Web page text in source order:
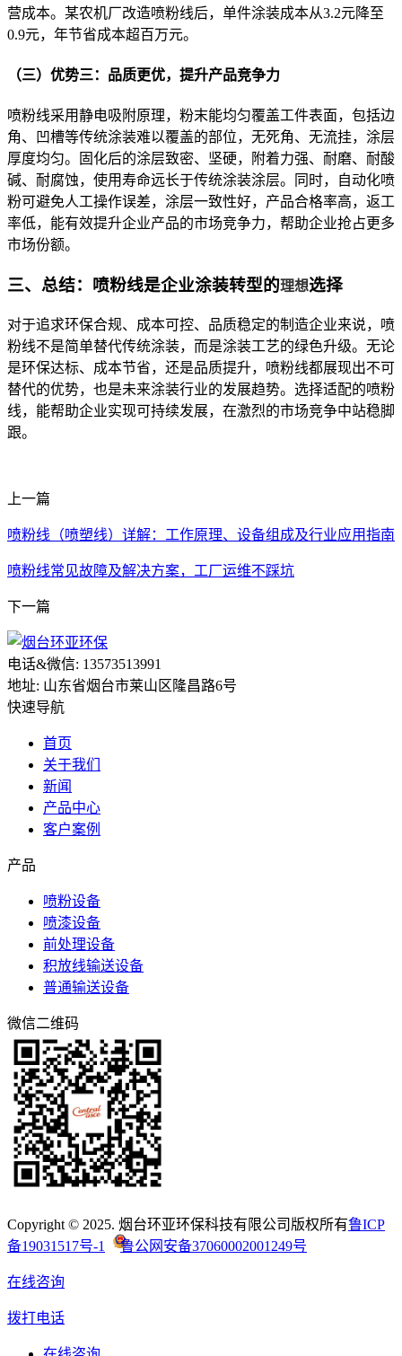
营成本。某农机厂改造喷粉线后，单件涂装成本从3.2元降至
0.9元，年节省成本超百万元。
（三）优势三：品质更优，提升产品竞争力
喷粉线采用静电吸附原理，粉末能均匀覆盖工件表面，包括边
角、凹槽等传统涂装难以覆盖的部位，无死角、无流挂，涂层
厚度均匀。固化后的涂层致密、坚硬，附着力强、耐磨、耐酸
碱、耐腐蚀，使用寿命远长于传统涂装涂层。同时，自动化喷
粉可避免人工操作误差，涂层一致性好，产品合格率高，返工
率低，能有效提升企业产品的市场竞争力，帮助企业抢占更多
市场份额。
三、总结：喷粉线是企业涂装转型的理想选择
对于追求环保合规、成本可控、品质稳定的制造企业来说，喷
粉线不是简单替代传统涂装，而是涂装工艺的绿色升级。无论
是环保达标、成本节省，还是品质提升，喷粉线都展现出不可
替代的优势，也是未来涂装行业的发展趋势。选择适配的喷粉
线，能帮助企业实现可持续发展，在激烈的市场竞争中站稳脚
跟。
上一篇
喷粉线（喷塑线）详解：工作原理、设备组成及行业应用指南
喷粉线常见故障及解决方案，工厂运维不踩坑
下一篇
电话&微信: 13573513991
地址: 山东省烟台市莱山区隆昌路6号
快速导航
首页
关于我们
新闻
产品中心
客户案例
产品
喷粉设备
喷漆设备
前处理设备
积放线输送设备
普通输送设备
微信二维码
Copyright © 2025. 烟台环亚环保科技有限公司版权所有鲁ICP
备19031517号-1
鲁公网安备37060002001249号
在线咨询
拨打电话